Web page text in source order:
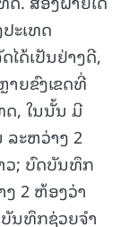
ະເທດ
ດ້ເປັນຢ່າງດີ,
າຍຂົງເຂດທີ່
ດ, ໃນນັ້ນ ມີ
ະຫວ່າງ 2
ວ; ບົດບັນທຶກ
2 ຫ້ອງວ່າ
ນທຶກຊ່ວຍຈໍາ